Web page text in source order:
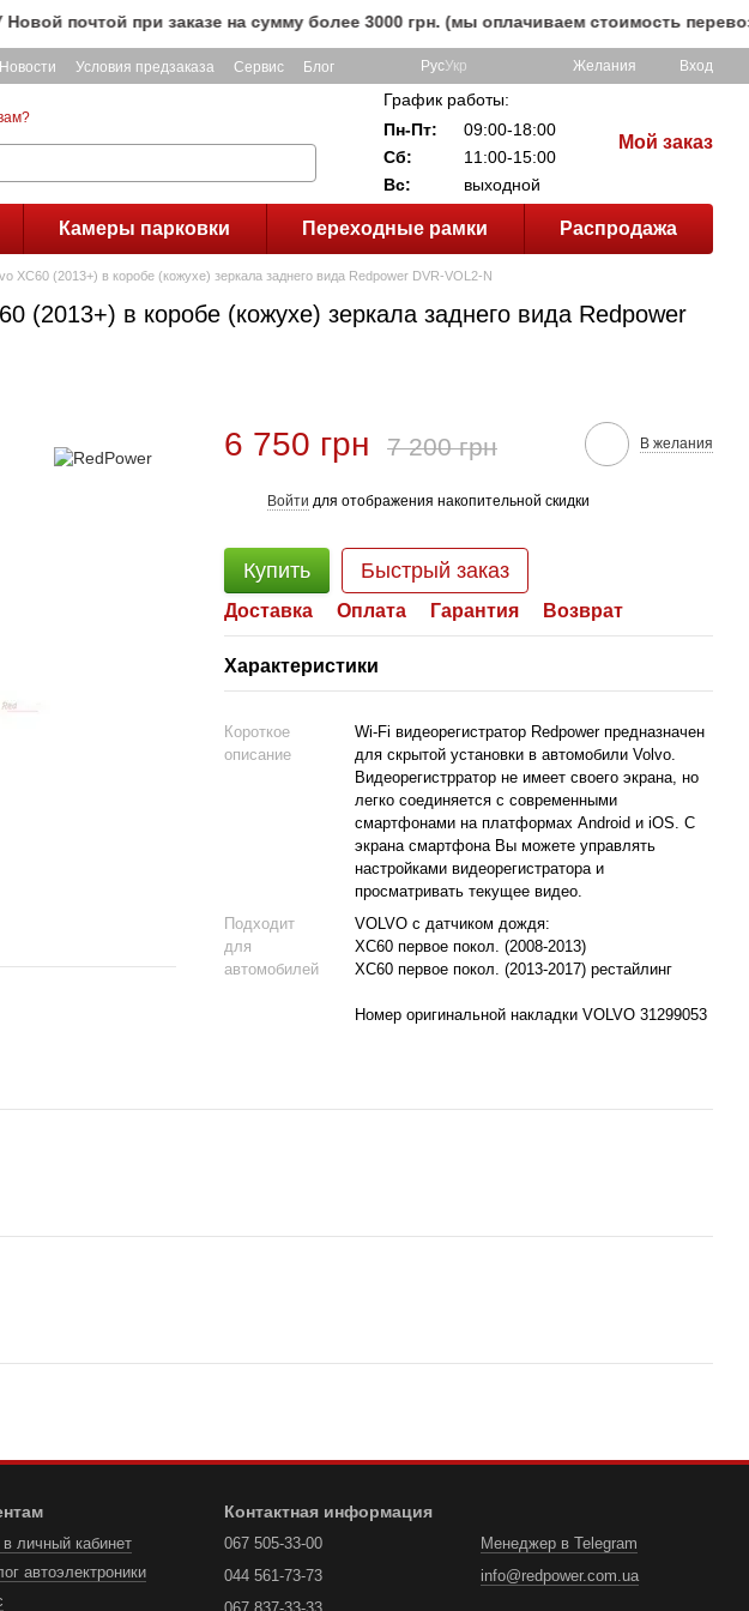
при заказе на сумму более 3000 грн. (мы оплачиваем стоимость
Новости Условия предзаказа Сервис Блог РусУкр Желания Вход
График работы:
Пн-Пт:
09:00-18:00
Сб:
11:00-15:00
Вс:
выходной
Мой заказ
Камеры парковки Переходные рамки Распродажа
XC60 (2013+) в коробе (кожухе) зеркала заднего вида Redpower DVR-VOL2-N
(2013+) в коробе (кожухе) зеркала заднего вида Redpower
6 750 грн 7 200 грн В желания
Войти для отображения накопительной скидки
Купить Быстрый заказ
Доставка Оплата Гарантия Возврат
Характеристики
Короткое
описание
Wi-Fi видеорегистратор Redpower предназначен
для скрытой установки в автомобили Volvo.
Видеорегистрратор не имеет своего экрана, но
легко соединяется с современными
смартфонами на платформах Android и iOS. C
экрана смартфона Вы можете управлять
настройками видеорегистратора и
просматривать текущее видео.
Подходит
для
автомобилей
VOLVO с датчиком дождя:
XC60 первое покол. (2008-2013)
XC60 первое покол. (2013-2017) рестайлинг
Номер оригинальной накладки VOLVO 31299053
личный кабинет
автоэлектроники
Контактная информация
067 505-33-00
044 561-73-73
Менеджер в Telegram
info@redpower.com.ua